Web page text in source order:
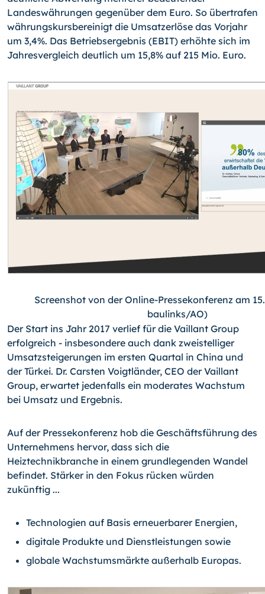
Landeswährungen gegenüber dem Euro. So übertrafen
währungskursbereinigt die Umsatzerlöse das Vorjahr
um 3,4%. Das Betriebsergebnis (EBIT) erhöhte sich im
Jahresvergleich deutlich um 15,8% auf 215 Mio. Euro.
Screenshot von der Online-Pressekonferenz am
baulinks/AO)
Der Start ins Jahr 2017 verlief für die Vaillant Group
erfolgreich - insbesondere auch dank zweistelliger
Umsatzsteigerungen im ersten Quartal in China und
der Türkei. Dr. Carsten Voigtländer, CEO der Vaillant
Group, erwartet jedenfalls ein moderates Wachstum
bei Umsatz und Ergebnis.
Auf der Pressekonferenz hob die Geschäftsführung des
Unternehmens hervor, dass sich die
Heiztechnikbranche in einem grundlegenden Wandel
befindet. Stärker in den Fokus rücken würden
zukünftig ...
Technologien auf Basis erneuerbarer Energien,
digitale Produkte und Dienstleistungen sowie
globale Wachstumsmärkte außerhalb Europas.